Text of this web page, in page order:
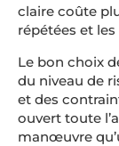
claire coûte
répétées et
Le bon choix
du niveau de
et des
ouvert toute
manœuvre